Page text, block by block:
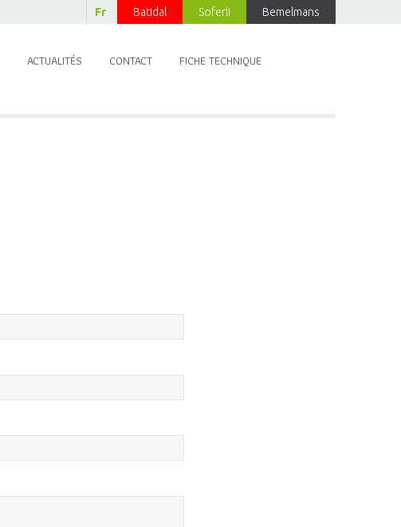
Fr Batidal Soferli Bemelmans
ACTUALITÉS CONTACT FICHE TECHNIQUE